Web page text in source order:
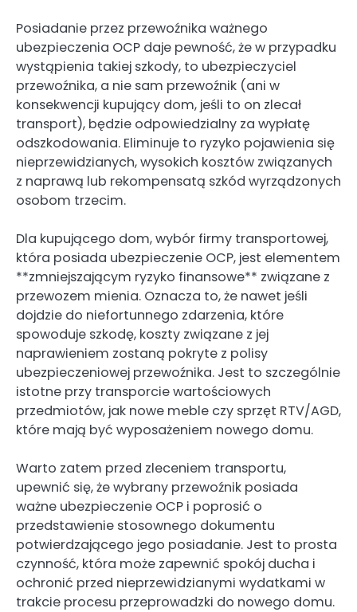
Posiadanie przez przewoźnika ważnego
ubezpieczenia OCP daje pewność, że w przypadku
wystąpienia takiej szkody, to ubezpieczyciel
przewoźnika, a nie sam przewoźnik (ani w
konsekwencji kupujący dom, jeśli to on zlecał
transport), będzie odpowiedzialny za wypłatę
odszkodowania. Eliminuje to ryzyko pojawienia się
nieprzewidzianych, wysokich kosztów związanych
z naprawą lub rekompensatą szkód wyrządzonych
osobom trzecim.
Dla kupującego dom, wybór firmy transportowej,
która posiada ubezpieczenie OCP, jest elementem
**zmniejszającym ryzyko finansowe** związane z
przewozem mienia. Oznacza to, że nawet jeśli
dojdzie do niefortunnego zdarzenia, które
spowoduje szkodę, koszty związane z jej
naprawieniem zostaną pokryte z polisy
ubezpieczeniowej przewoźnika. Jest to szczególnie
istotne przy transporcie wartościowych
przedmiotów, jak nowe meble czy sprzęt RTV/AGD,
które mają być wyposażeniem nowego domu.
Warto zatem przed zleceniem transportu,
upewnić się, że wybrany przewoźnik posiada
ważne ubezpieczenie OCP i poprosić o
przedstawienie stosownego dokumentu
potwierdzającego jego posiadanie. Jest to prosta
czynność, która może zapewnić spokój ducha i
ochronić przed nieprzewidzianymi wydatkami w
trakcie procesu przeprowadzki do nowego domu.